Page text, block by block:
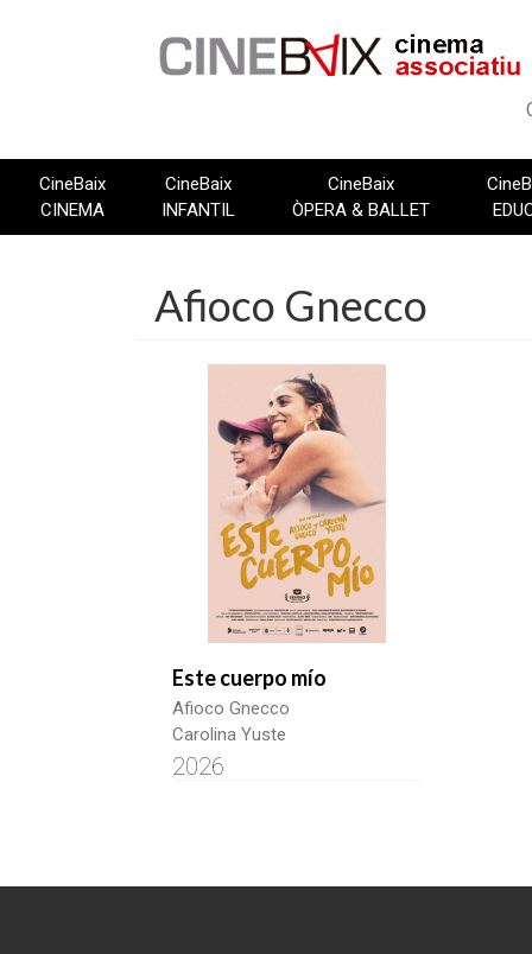
CineBaix
CINEMA
CineBaix
INFANTIL
CineBaix
ÒPERA & BALLET
Afioco Gnecco
Este cuerpo mío
Afioco Gnecco
Carolina Yuste
2026